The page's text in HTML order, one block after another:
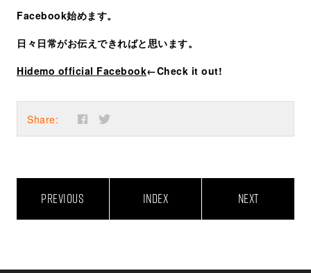
Facebook始めます。
日々日常がお伝えできればと思います。
Hidemo official Facebook←Check it out!
Share:
PREVIOUS INDEX NEXT